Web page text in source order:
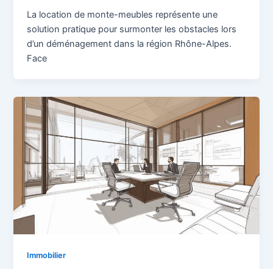
La location de monte-meubles représente une
solution pratique pour surmonter les obstacles lors
d’un déménagement dans la région Rhône-Alpes.
Face
Immobilier